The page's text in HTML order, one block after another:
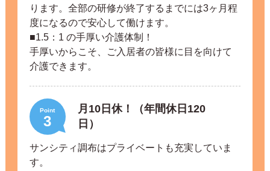
ります。全部の研修が終了するまでには3ヶ月程
度になるので安心して働けます。
■1.5：1 の手厚い介護体制！
手厚いからこそ、ご入居者の皆様に目を向けて
介護できます。
Point
3
月10日休！（年間休日120
日）
サンシティ調布はプライベートも充実していま
す。